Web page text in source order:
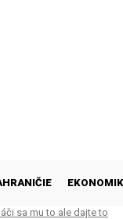
sa mu to ale dajte to